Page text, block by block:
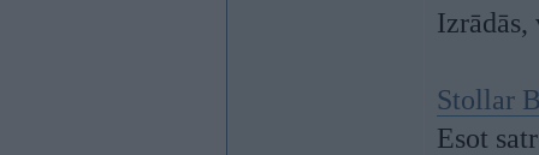
Izrādās,
Stollar
Esot